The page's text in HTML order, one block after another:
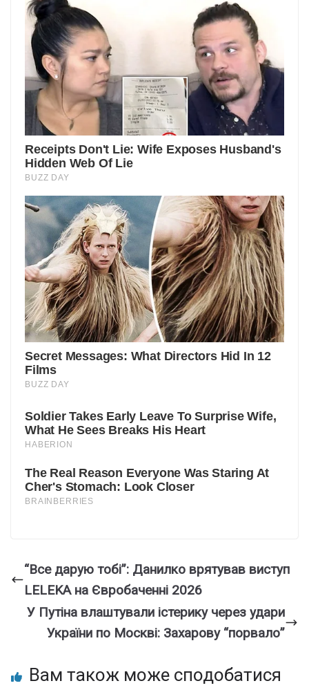
“Все дарую тобі”: Данилко врятував виступ
LELEKA на Євробаченні 2026
У Путіна влаштували істерику через удари
України по Москві: Захарову “порвало”
Вам також може сподобатися